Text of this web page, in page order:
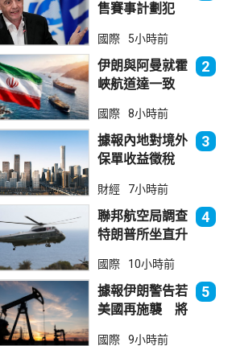
售賽事計劃犯
持恩芬天奴
國際 5小時前
伊朗與阿曼就霍
峽航道達一致
海
2
國際 8小時前
據報內地對境外
保單收益徵稅
倫敦股價急跌
3
財經 7小時前
聯邦航空局調查
特朗普所坐直升
全事件
4
國際 10小時前
據報伊朗警告若
美國再施襲 將
5
國際 9小時前